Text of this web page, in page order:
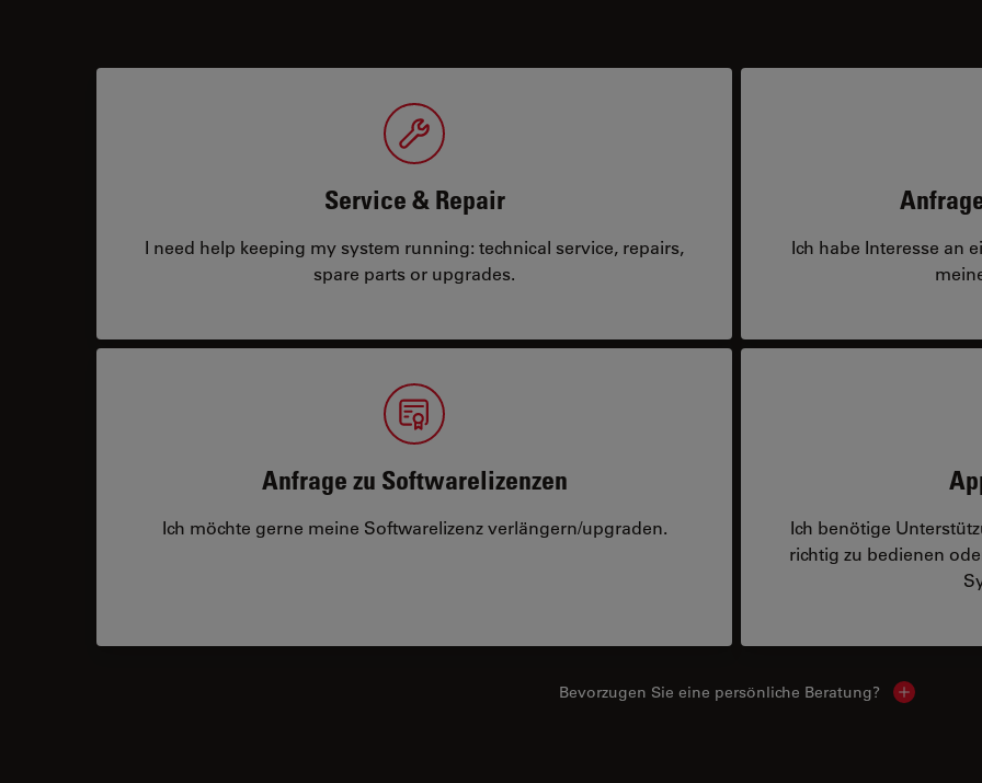
Service & Repair
I need help keeping my system running: technical service, repairs,
spare parts or upgrades.
Ich habe Interesse an
Anfrage zu Softwarelizenzen
Ich möchte gerne meine Softwarelizenz verlängern/upgraden.
Ich benötige
richtig zu bedienen
Bevorzugen Sie eine persönliche Beratung? Show local